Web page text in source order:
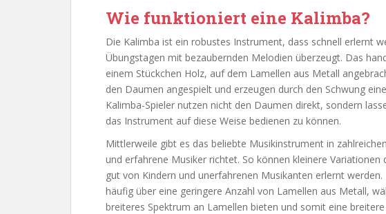
Wie funktioniert eine Kalimba?
Die Kalimba ist ein robustes Instrument, dass schnell erlernt
Übungstagen mit bezaubernden Melodien überzeugt. Das
einem Stückchen Holz, auf dem Lamellen aus Metall
den Daumen angespielt und erzeugen durch den Schwung
Kalimba-Spieler nutzen nicht den Daumen direkt, sondern
das Instrument auf diese Weise bedienen zu können.
Mittlerweile gibt es das beliebte Musikinstrument in
und erfahrene Musiker richtet. So können kleinere
gut von Kindern und unerfahrenen Musikanten erlernt
häufig über eine geringere Anzahl von Lamellen aus Metall,
breiteres Spektrum an Lamellen bieten und somit eine